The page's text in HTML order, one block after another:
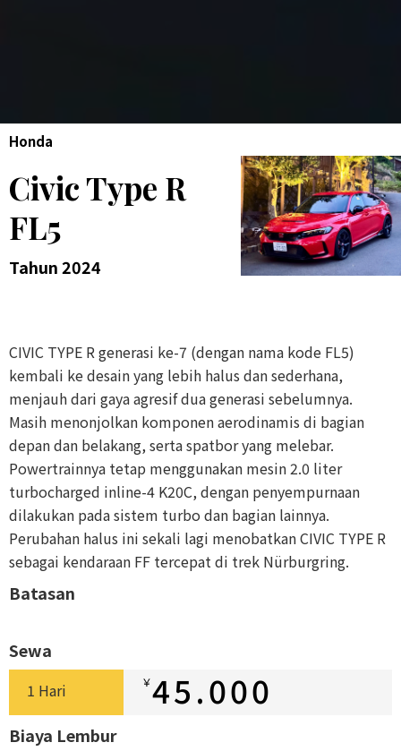
Honda
Civic Type R
FL5
Tahun 2024
CIVIC TYPE R generasi ke-7 (dengan nama kode FL5)
kembali ke desain yang lebih halus dan sederhana,
menjauh dari gaya agresif dua generasi sebelumnya.
Masih menonjolkan komponen aerodinamis di bagian
depan dan belakang, serta spatbor yang melebar.
Powertrainnya tetap menggunakan mesin 2.0 liter
turbocharged inline-4 K20C, dengan penyempurnaan
dilakukan pada sistem turbo dan bagian lainnya.
Perubahan halus ini sekali lagi menobatkan CIVIC TYPE R
sebagai kendaraan FF tercepat di trek Nürburgring.
Batasan
Sewa
1 Hari ￥45.000
Biaya Lembur